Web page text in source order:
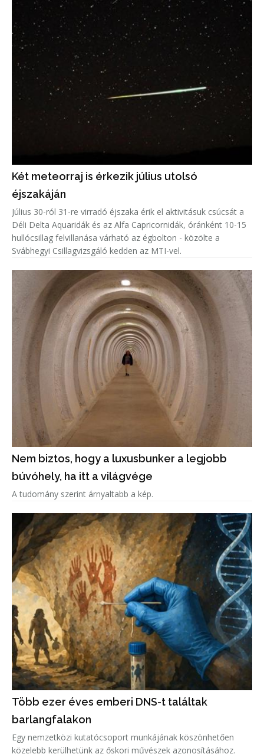
Két meteorraj is érkezik július utolsó
éjszakáján
Július 30-ról 31-re virradó éjszaka érik el aktivitásuk csúcsát a
Déli Delta Aquaridák és az Alfa Capricornidák, óránként 10-15
hullócsillag felvillanása várható az égbolton - közölte a
Svábhegyi Csillagvizsgáló kedden az MTI-vel.
Nem biztos, hogy a luxusbunker a legjobb
búvóhely, ha itt a világvége
A tudomány szerint árnyaltabb a kép.
Több ezer éves emberi DNS-t találtak
barlangfalakon
Egy nemzetközi kutatócsoport munkájának köszönhetően
közelebb kerülhetünk az őskori művészek azonosításához.